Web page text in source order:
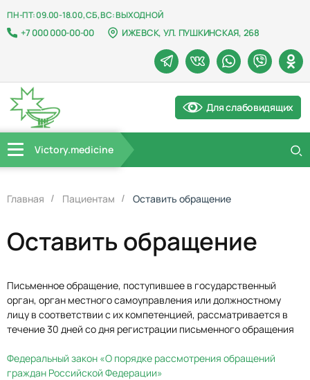
ПН-ПТ: 09.00-18.00, СБ, ВС: ВЫХОДНОЙ
+7 000 000-00-00 ИЖЕВСК, УЛ. ПУШКИНСКАЯ, 268
Для слабовидящих
Victory.medicine
Главная Пациентам Оставить обращение
Оставить обращение
Письменное обращение, поступившее в государственный
орган, орган местного самоуправления или должностному
лицу в соответствии с их компетенцией, рассматривается в
течение 30 дней со дня регистрации письменного обращения
Федеральный закон «О порядке рассмотрения обращений
граждан Российской Федерации»